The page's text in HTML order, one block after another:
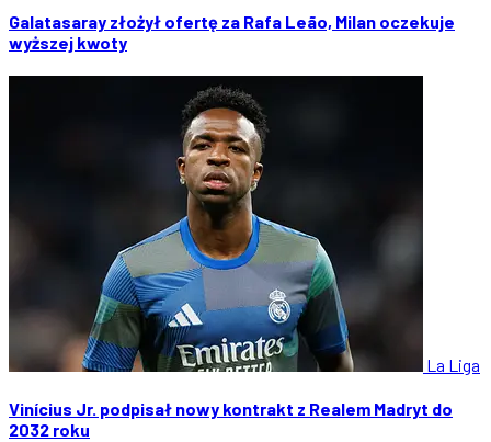
Galatasaray złożył ofertę za Rafa Leão, Milan oczekuje
wyższej kwoty
La Liga
Vinícius Jr. podpisał nowy kontrakt z Realem Madryt do
2032 roku